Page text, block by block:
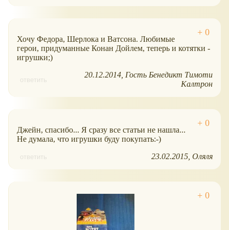
Хочу Федора, Шерлока и Ватсона. Любимые
герои, придуманные Конан Дойлем, теперь и котятки -
игрушки;)
ответить
20.12.2014 Гость Бенедикт Тимоти
Калтрон
Джейн, спасибо... Я сразу все статьи не нашла...
Не думала, что игрушки буду покупать:-)
ответить 23.02.2015 Оляля